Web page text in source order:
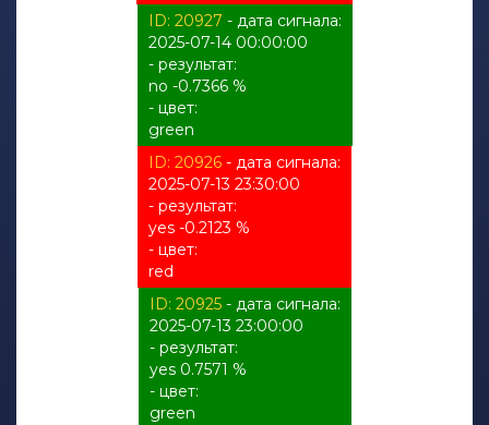
ID: 20927 - дата сигнала:
2025-07-14 00:00:00
- результат:
no -0.7366 %
- цвет:
green
ID: 20926 - дата сигнала:
2025-07-13 23:30:00
- результат:
yes -0.2123 %
- цвет:
red
ID: 20925- дата сигнала:
2025-07-13 23:00:00
- результат:
yes 0.7571 %
- цвет:
green